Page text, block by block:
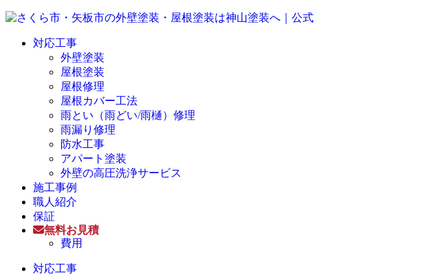
対応工事
外壁塗装
屋根塗装
屋根修理
屋根カバー工法
雨とい（雨どい/雨樋）修理
雨漏り修理
防水工事
アパート塗装
外壁の高圧洗浄サービス
施工事例
職人紹介
保証
無料お見積
費用
対応工事